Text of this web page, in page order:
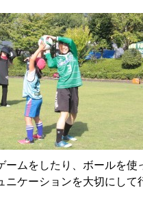
ームをしたり、ボールを使
ニケーションを大切にして